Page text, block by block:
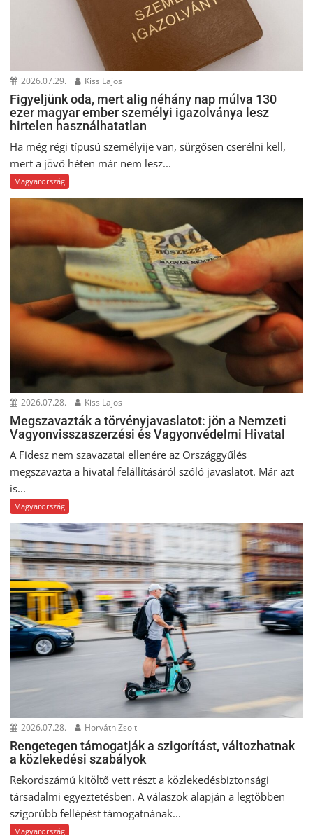
2026.07.29. Kiss Lajos
Figyeljünk oda, mert alig néhány nap múlva 130
ezer magyar ember személyi igazolványa lesz
hirtelen használhatatlan
Ha még régi típusú személyije van, sürgősen cserélni kell,
mert a jövő héten már nem lesz...
Magyarország
2026.07.28. Kiss Lajos
Megszavazták a törvényjavaslatot: jön a Nemzeti
Vagyonvisszaszerzési és Vagyonvédelmi Hivatal
A Fidesz nem szavazatai ellenére az Országgyűlés
megszavazta a hivatal felállításáról szóló javaslatot. Már azt
is...
Magyarország
2026.07.28. Horváth Zsolt
Rengetegen támogatják a szigorítást, változhatnak
a közlekedési szabályok
Rekordszámú kitöltő vett részt a közlekedésbiztonsági
társadalmi egyeztetésben. A válaszok alapján a legtöbben
szigorúbb fellépést támogatnának...
Magyarország